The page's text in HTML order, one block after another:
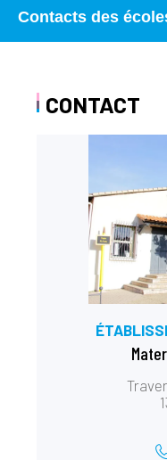
Contacts des
CONTACT